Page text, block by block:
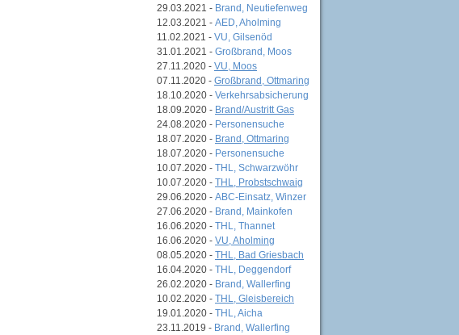
29.03.2021 - Brand, Neutiefenweg
12.03.2021 - AED, Aholming
11.02.2021 - VU, Gilsenöd
31.01.2021 - Großbrand, Moos
27.11.2020 - VU, Moos
07.11.2020 - Großbrand, Ottmaring
18.10.2020 - Verkehrsabsicherung
18.09.2020 - Brand/Austritt Gas
24.08.2020 - Personensuche
18.07.2020 - Brand, Ottmaring
18.07.2020 - Personensuche
10.07.2020 - THL, Schwarzwöhr
10.07.2020 - THL, Probstschwaig
29.06.2020 - ABC-Einsatz, Winzer
27.06.2020 - Brand, Mainkofen
16.06.2020 - THL, Thannet
16.06.2020 - VU, Aholming
08.05.2020 - THL, Bad Griesbach
16.04.2020 - THL, Deggendorf
26.02.2020 - Brand, Wallerfing
10.02.2020 - THL, Gleisbereich
19.01.2020 - THL, Aicha
23.11.2019 - Brand, Wallerfing